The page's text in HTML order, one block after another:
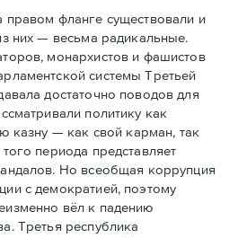
правом фланге существовали и
них — весьма радикальные.
монархистов и фашистов
системы Третьей
достаточно поводов для
политику как
казну — как свой карман, так
периода представляет
Но всеобщая коррупция
с демократией, поэтому
вёл к падению
Третья республика